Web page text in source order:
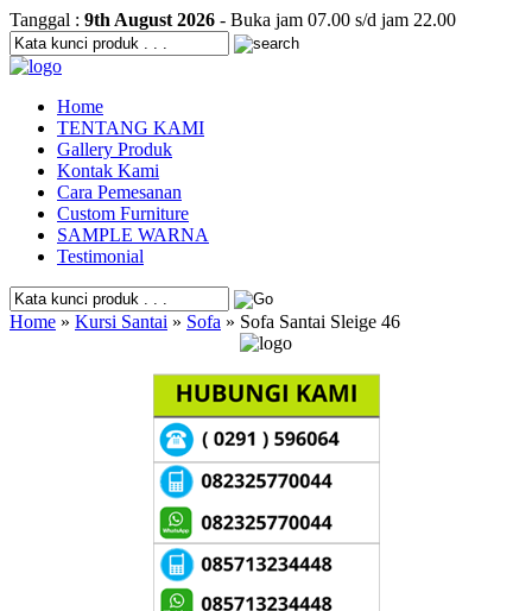
Tanggal : 9th August 2026 - Buka jam 07.00 s/d jam 22.00
Home
TENTANG KAMI
Gallery Produk
Kontak Kami
Cara Pemesanan
Custom Furniture
SAMPLE WARNA
Testimonial
Home » Kursi Santai » Sofa » Sofa Santai Sleige 46